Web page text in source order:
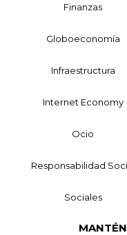
Finanzas
Globoeconomía
Infraestructura
Internet Economy
Ocio
Responsabilidad
Sociales